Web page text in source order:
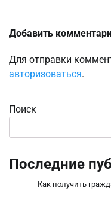
Добавить
Для отправки
авторизоваться.
Поиск
Последние
Как получить